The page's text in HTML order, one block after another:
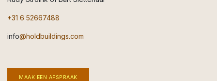
+31 6 52667488
info@holdbuildings.com
MAAK EEN AFSPRAAK